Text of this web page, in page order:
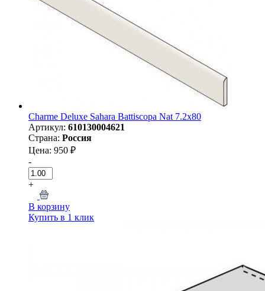
Charme Deluxe Sahara Battiscopa Nat 7.2x80
Артикул: 610130004621
Страна: Россия
Цена: 950 ₽
-
+
В корзину
Купить в 1 клик